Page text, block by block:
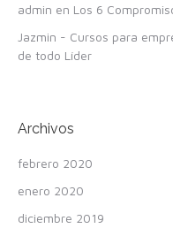
admin en Los 6
Jazmin - Cursos para
de todo Líder
Archivos
febrero 2020
enero 2020
diciembre 2019